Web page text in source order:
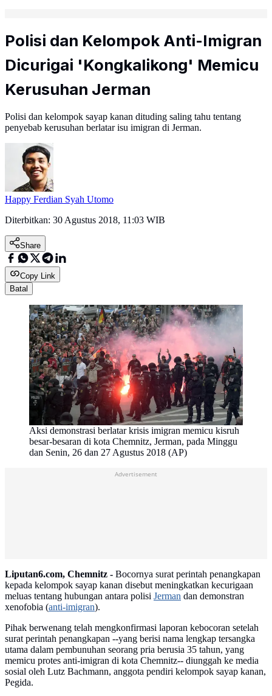
Polisi dan Kelompok Anti-Imigran
Dicurigai 'Kongkalikong' Memicu
Kerusuhan Jerman
Polisi dan kelompok sayap kanan dituding saling tahu tentang
penyebab kerusuhan berlatar isu imigran di Jerman.
Happy Ferdian Syah Utomo
Diterbitkan: 30 Agustus 2018, 11:03 WIB
Share
Copy Link
Batal
Aksi demonstrasi berlatar krisis imigran memicu kisruh
besar-besaran di kota Chemnitz, Jerman, pada Minggu
dan Senin, 26 dan 27 Agustus 2018 (AP)
Advertisement
Liputan6.com, Chemnitz - Bocornya surat perintah penangkapan
kepada kelompok sayap kanan disebut meningkatkan kecurigaan
meluas tentang hubungan antara polisi Jerman dan demonstran
xenofobia (anti-imigran).
Pihak berwenang telah mengkonfirmasi laporan kebocoran setelah
surat perintah penangkapan --yang berisi nama lengkap tersangka
utama dalam pembunuhan seorang pria berusia 35 tahun, yang
memicu protes anti-imigran di kota Chemnitz-- diunggah ke media
sosial oleh Lutz Bachmann, anggota pendiri kelompok sayap kanan,
Pegida.